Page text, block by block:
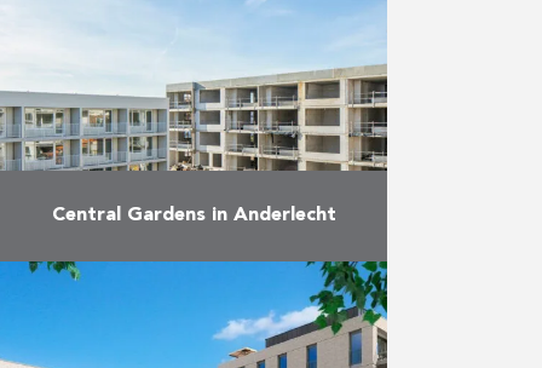
van Eiffage Development.
Vandergoten omvat 53
geconventioneerde …
Meer
Central Gardens in Anderlecht
In het dichtbebouwde Anderlecht
bevindt zich ‘Central Gardens’,
een groene long in het centrum
van de stad. Na afbraak van een